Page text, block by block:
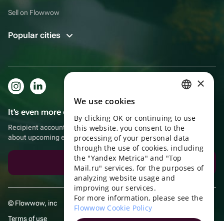
Sell on Flowwow
Popular cities
It's even more convenient in the app!
Recipient account, extra rewards for purchases and reminders
about upcoming events
Download the app
© Flowwow, inc
Terms of use
ENGLISH
UKRAINIAN
PORTUGUESE
SPANISH
×
We use cookies
By clicking OK or continuing to use
this website, you consent to the
processing of your personal data
through the use of cookies, including
the "Yandex Metrica" and "Top
Mail.ru" services, for the purposes of
analyzing website usage and
improving our services.
For more information, please see the
Flowwow Cookie Policy